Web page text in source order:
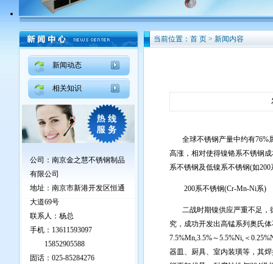
新闻动态
相关知识
公司：南京金之慧不锈钢制品
有限公司
地址： 南京市新港开发区恒通
大道69号
联系人：杨总
手机：13611593097
15852905588
固话：025-85284276
当前位置：首 页 > 新闻内容
全球不锈钢产量中约有76%
高涨，相对使得镍铬系不锈钢
系不锈钢及低镍系不锈钢(如
200系不锈钢(Cr-Mn-Ni系)
二战时期镍供应严重不足，
究，成功开发出高锰系列奥氏
7.5%Mn,3.5%～5.5%Ni,＜
器皿、厨具、室内装璜等，其